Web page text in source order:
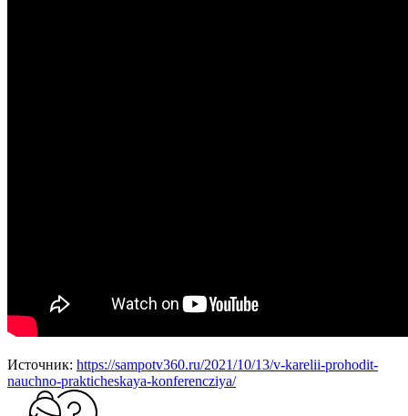
Источник: https://sampotv360.ru/2021/10/13/v-karelii-prohodit-
nauchno-prakticheskaya-konferencziya/